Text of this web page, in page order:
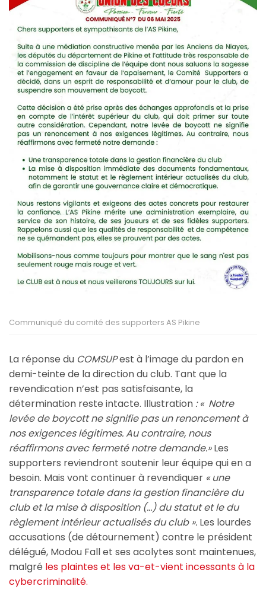
Communiqué du comité des supporters AS Pikine
La réponse du COMSUPest à l’image du pardon en
demi-teinte de la direction du club. Tant que la
revendication n’est pas satisfaisante, la
détermination reste intacte. Illustration : « Notre
levée de boycott ne signifie pas un renoncement à
nos exigences légitimes. Au contraire, nous
réaffirmons avec fermeté notre demande.»Les
supporters reviendront soutenir leur équipe qui en a
besoin. Mais vont continuer à revendiquer « une
transparence totale dans la gestion financière du
club et la mise à disposition (…) du statut et le du
règlement intérieur actualisés du club ». Les lourdes
accusations (de détournement) contre le président
délégué, Modou Fall et ses acolytes sont maintenues,
malgré les plaintes et les va-et-vient incessants à la
cybercriminalité.